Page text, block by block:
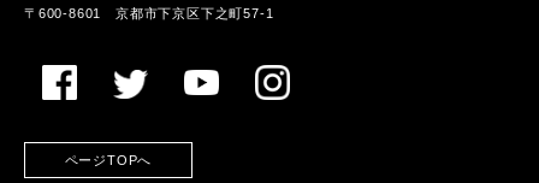
〒600-8601 京都市下京区下之町57-1
ページTOPへ